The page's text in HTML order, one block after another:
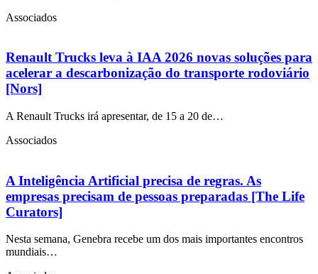
Associados
Renault Trucks leva à IAA 2026 novas soluções para
acelerar a descarbonização do transporte rodoviário
[Nors]
A Renault Trucks irá apresentar, de 15 a 20 de…
Associados
A Inteligência Artificial precisa de regras. As
empresas precisam de pessoas preparadas [The Life
Curators]
Nesta semana, Genebra recebe um dos mais importantes encontros
mundiais…